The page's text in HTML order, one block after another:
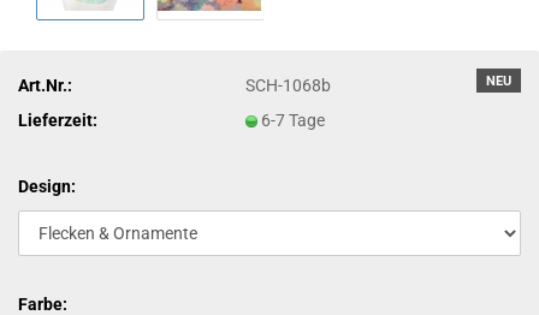
NEU
Art.Nr.:
SCH-1068b
Lieferzeit:
6-7 Tage
Design:
Farbe: